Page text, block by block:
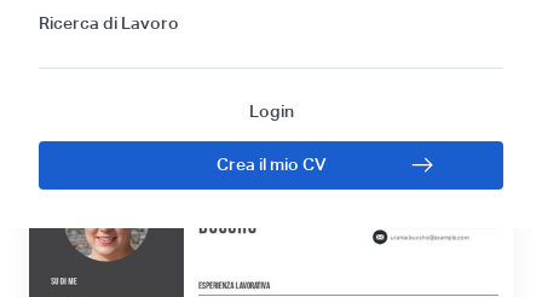
Ricerca di Lavoro
Login
Crea il mio CV
Paesaggista: